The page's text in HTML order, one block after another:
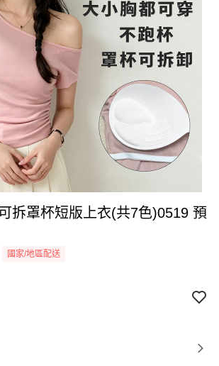
拆罩杯短版上衣(共7色)0519 預
國家/地區配送